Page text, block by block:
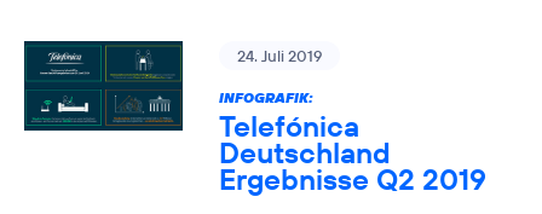
24. Juli 2019
INFOGRAFIK:
Telefónica
Deutschland
Ergebnisse Q2 2019